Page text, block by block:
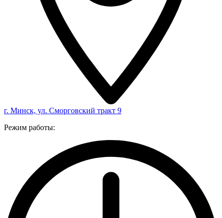
г. Минск, ул. Сморговский тракт 9
Режим работы: